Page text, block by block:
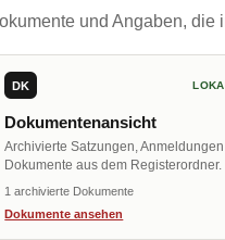
und Angaben, die
DK
Dokumentenansicht
Archivierte Satzungen,
Dokumente aus dem Registerordner.
1 archivierte Dokumente
Dokumente ansehen